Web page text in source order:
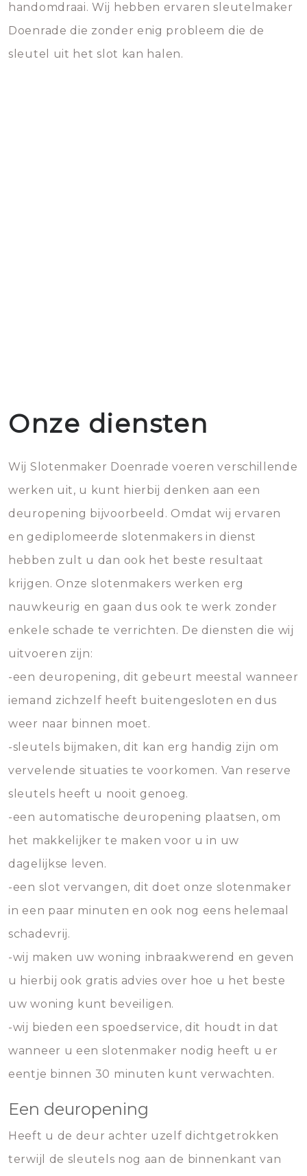
handomdraai. Wij hebben ervaren sleutelmaker
Doenrade die zonder enig probleem die de
sleutel uit het slot kan halen.
Onze diensten
Wij Slotenmaker Doenrade voeren verschillende
werken uit, u kunt hierbij denken aan een
deuropening bijvoorbeeld. Omdat wij ervaren
en gediplomeerde slotenmakers in dienst
hebben zult u dan ook het beste resultaat
krijgen. Onze slotenmakers werken erg
nauwkeurig en gaan dus ook te werk zonder
enkele schade te verrichten. De diensten die wij
uitvoeren zijn:
-een deuropening, dit gebeurt meestal wanneer
iemand zichzelf heeft buitengesloten en dus
weer naar binnen moet.
-sleutels bijmaken, dit kan erg handig zijn om
vervelende situaties te voorkomen. Van reserve
sleutels heeft u nooit genoeg.
-een automatische deuropening plaatsen, om
het makkelijker te maken voor u in uw
dagelijkse leven.
-een slot vervangen, dit doet onze slotenmaker
in een paar minuten en ook nog eens helemaal
schadevrij.
-wij maken uw woning inbraakwerend en geven
u hierbij ook gratis advies over hoe u het beste
uw woning kunt beveiligen.
-wij bieden een spoedservice, dit houdt in dat
wanneer u een slotenmaker nodig heeft u er
eentje binnen 30 minuten kunt verwachten.
Een deuropening
Heeft u de deur achter uzelf dichtgetrokken
terwijl de sleutels nog aan de binnenkant van